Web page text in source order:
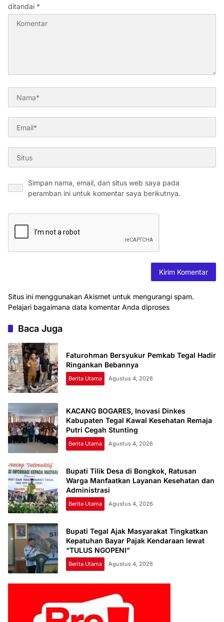
ditandai *
Simpan nama, email, dan situs web saya pada
peramban ini untuk komentar saya berikutnya.
Situs ini menggunakan Akismet untuk mengurangi spam.
Pelajari bagaimana data komentar Anda diproses
Baca Juga
Faturohman Bersyukur Pemkab Tegal Hadir
Ringankan Bebannya
Berita Utama Agustus 4, 2026
KACANG BOGARES, Inovasi Dinkes
Kabupaten Tegal Kawal Kesehatan Remaja
Putri Cegah Stunting
Berita Utama Agustus 4, 2026
Bupati Tilik Desa di Bongkok, Ratusan
Warga Manfaatkan Layanan Kesehatan dan
Administrasi
Berita Utama Agustus 4, 2026
Bupati Tegal Ajak Masyarakat Tingkatkan
Kepatuhan Bayar Pajak Kendaraan lewat
“TULUS NGOPENI”
Berita Utama Agustus 4, 2026